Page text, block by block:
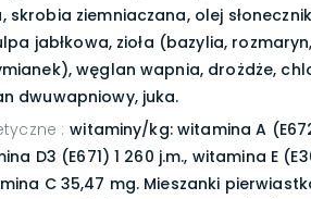
skrobia ziemniaczana, olej
jabłkowa, zioła (bazylia,
węglan wapnia, drożdże,
dwuwapniowy, juka.
: witaminy/kg: witamina A
D3 (E671) 1 260 j.m., witamina E
C 35,47 mg. Mieszanki